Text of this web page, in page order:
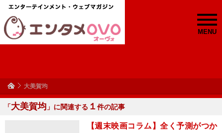
MENU
大美賀均
「大美賀均 」に関連する １ 件の記事
【週末映画コラム】全く予測がつか